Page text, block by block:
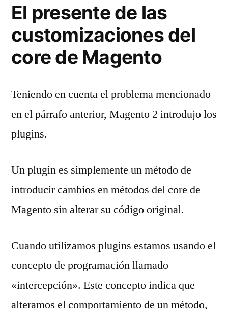
El presente de las
customizaciones del
core de Magento
Teniendo en cuenta el problema mencionado
en el párrafo anterior, Magento 2 introdujo los
plugins.
Un plugin es simplemente un método de
introducir cambios en métodos del core de
Magento sin alterar su código original.
Cuando utilizamos plugins estamos usando el
concepto de programación llamado
«intercepción». Este concepto indica que
alteramos el comportamiento de un método,